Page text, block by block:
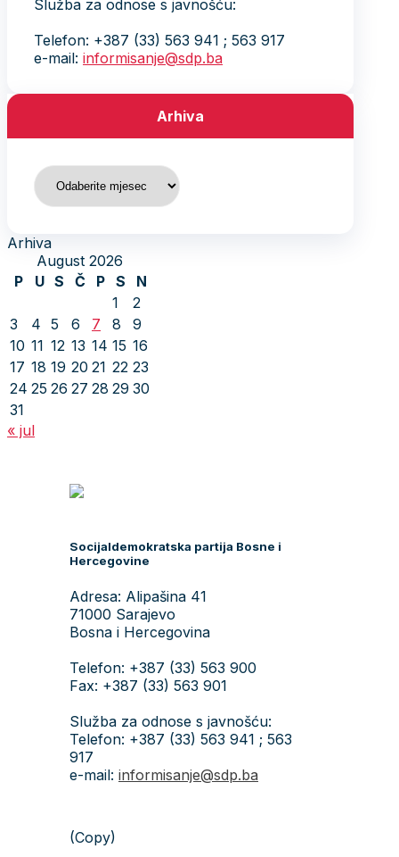
Služba za odnose s javnošću:
Telefon: +387 (33) 563 941 ; 563 917
e-mail: informisanje@sdp.ba
Arhiva
Arhiva
Arhiva
August 2026
P
U S Č P S
N
1
2
3
4 5 6 7 8
9
10 11 12 13 14 15 16
17 18 19 20 21 22 23
24 25 26 27 28 29 30
31
« jul
Socijaldemokratska partija Bosne i
Hercegovine
Adresa: Alipašina 41
71000 Sarajevo
Bosna i Hercegovina
Telefon: +387 (33) 563 900
Fax: +387 (33) 563 901
Služba za odnose s javnošću:
Telefon: +387 (33) 563 941 ; 563
917
e-mail: informisanje@sdp.ba
(Copy)